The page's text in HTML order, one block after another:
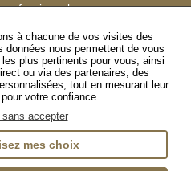
Clients
NOUS
YouTubeLinkedIn
à chacune de vos visites des
données nous permettent de vous
plus pertinents pour vous, ainsi
ou via des partenaires, des
tout en mesurant leur
votre confiance.
sans accepter
mes choix